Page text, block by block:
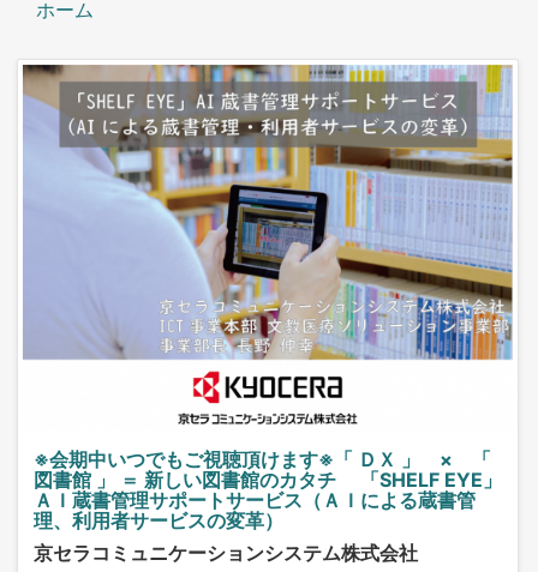
ホーム
※会期中いつでもご視聴頂けます※「 ＤＸ 」 × 「
図書館 」 ＝ 新しい図書館のカタチ 「SHELF EYE」
ＡＩ蔵書管理サポートサービス（ＡＩによる蔵書管
理、利用者サービスの変革）
京セラコミュニケーションシステム株式会社